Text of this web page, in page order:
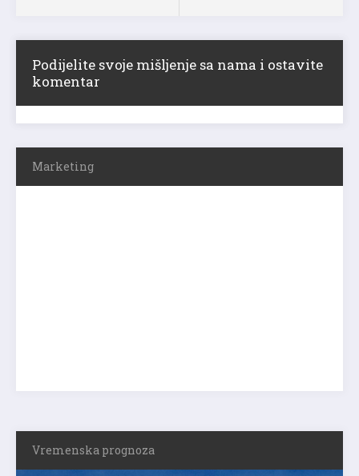
Podijelite svoje mišljenje sa nama i ostavite
komentar
Marketing
Vremenska prognoza